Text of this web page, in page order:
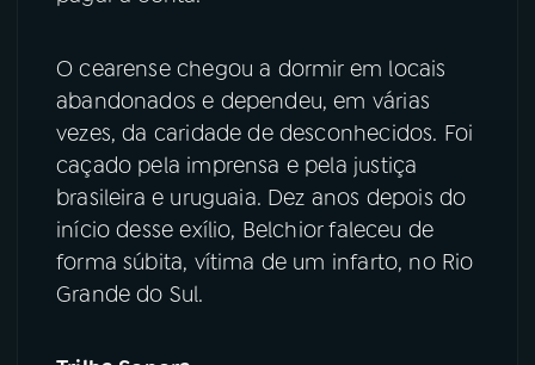
O cearense chegou a dormir em locais
abandonados e dependeu, em várias
vezes, da caridade de desconhecidos. Foi
caçado pela imprensa e pela justiça
brasileira e uruguaia. Dez anos depois do
início desse exílio, Belchior faleceu de
forma súbita, vítima de um infarto, no Rio
Grande do Sul.